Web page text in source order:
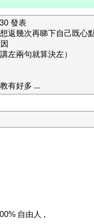
發表
返幾次再睇下自己既心
左兩句就算決左）
有好多 ...
自由人 ,